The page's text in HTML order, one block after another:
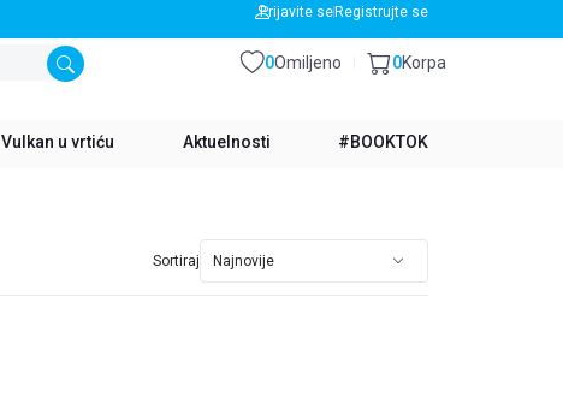
BESPLATNA DOSTAVA ZA IZNOS PREKO 3500 RSD
Prijavite se Registrujte se
Omiljeno
0 Korpa
0
Vulkan u vrtiću Aktuelnosti #BOOKTOK
Sortiraj